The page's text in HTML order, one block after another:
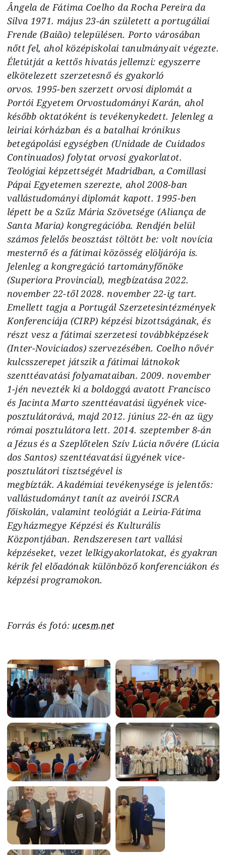
Ângela de Fátima Coelho da Rocha Pereira da
Silva 1971. május 23-án született a portugáliai
Frende (Baião) településen. Porto városában
nőtt fel, ahol középiskolai tanulmányait végezte.
Életútját a kettős hivatás jellemzi: egyszerre
elkötelezett szerzetesnő és gyakorló
orvos. 1995-ben szerzett orvosi diplomát a
Portói Egyetem Orvostudományi Karán, ahol
később oktatóként is tevékenykedett. Jelenleg a
leiriai kórházban és a batalhai krónikus
betegápolási egységben (Unidade de Cuidados
Continuados) folytat orvosi gyakorlatot.
Teológiai képzettségét Madridban, a Comillasi
Pápai Egyetemen szerezte, ahol 2008-ban
vallástudományi diplomát kapott. 1995-ben
lépett be a Szűz Mária Szövetsége (Aliança de
Santa Maria) kongregációba. Rendjén belül
számos felelős beosztást töltött be: volt novícia
mesternő és a fátimai közösség elöljárója is.
Jelenleg a kongregáció tartományfőnöke
(Superiora Provincial), megbízatása 2022.
november 22-től 2028. november 22-ig tart.
Emellett tagja a Portugál Szerzetesintézmények
Konferenciája (CIRP) képzési bizottságának, és
részt vesz a fátimai szerzetesi továbbképzések
(Inter-Noviciados) szervezésében. Coelho nővér
kulcsszerepet játszik a fátimai látnokok
szenttéavatási folyamataiban. 2009. november
1-jén nevezték ki a boldoggá avatott Francisco
és Jacinta Marto szenttéavatási ügyének vice-
posztulátorává, majd 2012. június 22-én az ügy
római posztulátora lett. 2014. szeptember 8-án
a Jézus és a Szeplőtelen Szív Lúcia nővére (Lúcia
dos Santos) szenttéavatási ügyének vice-
posztulátori tisztségével is
megbízták. Akadémiai tevékenysége is jelentős:
vallástudományt tanít az aveirói ISCRA
főiskolán, valamint teológiát a Leiria-Fátima
Egyházmegye Képzési és Kulturális
Központjában. Rendszeresen tart vallási
képzéseket, vezet lelkigyakorlatokat, és gyakran
kérik fel előadónak különböző konferenciákon és
képzési programokon.
Forrás és fotó: ucesm.net
Image Image
Image Image
Image Image